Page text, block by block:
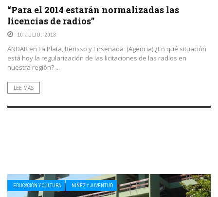
“Para el 2014 estarán normalizadas las
licencias de radios”
10 JULIO, 2013
ANDAR en La Plata, Berisso y Ensenada (Agencia) ¿En qué situación
está hoy la regularización de las licitaciones de las radios en
nuestra región? ...
LEE MAS
EDUCACIÓN Y CULTURA NIÑEZ Y JUVENTUD